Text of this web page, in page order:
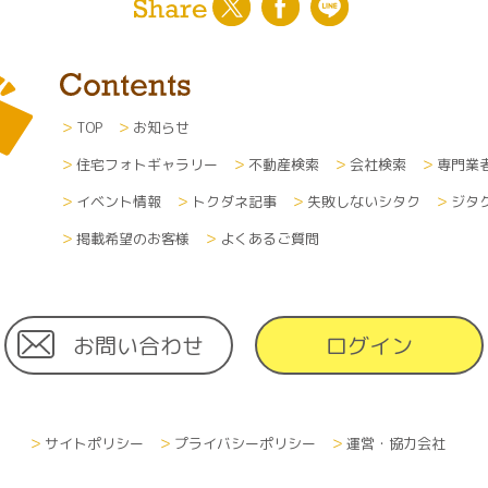
用者の個人情報（あらゆる媒体形式すべて）は、本人の申
一部を削除、破棄または変更できるものとします。その際、
で行います。
するために必要な通信費や接続料などの費用の一切は、利
メールなどで情報を通知する場合、その受信にかかる費用
は日本国の憲法及び法律に準拠するものとします。
TOP
お知らせ
住宅フォトギャラリー
不動産検索 会社検索
専門業
イベント情報
トクダネ記事 失敗しないシタク
ジタ
掲載希望のお客様
よくあるご質問
お問い合わせ ログイン
サイトポリシー プライバシーポリシー 運営・協力会社